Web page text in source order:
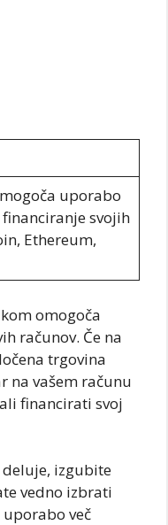
uporabo
svojih
Ethereum,
omogoča
računov. Če na
trgovina
na vašem računu
financirati svoj
deluje, izgubite
vedno izbrati
več